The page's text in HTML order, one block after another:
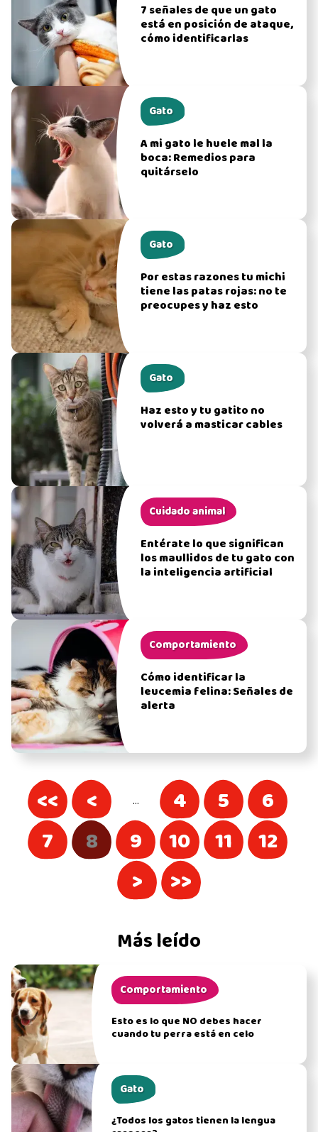
7 señales de que un gato
está en posición de ataque,
cómo identificarlas
Gato
A mi gato le huele mal la
boca: Remedios para
quitárselo
Gato
Por estas razones tu michi
tiene las patas rojas: no te
preocupes y haz esto
Gato
Haz esto y tu gatito no
volverá a masticar cables
Cuidado animal
Entérate lo que significan
los maullidos de tu gato con
la inteligencia artificial
Comportamiento
Cómo identificar la
leucemia felina: Señales de
alerta
<< < … 4 5
6
7
8 9 10 11
12
>
>>
Más leído
Comportamiento
Esto es lo que NO debes hacer
cuando tu perra está en celo
Gato
¿Todos los gatos tienen la lengua